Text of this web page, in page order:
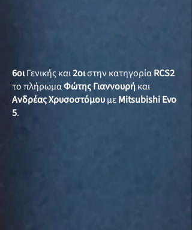
6οιΓενικής και2οιστην κατηγορίαRCS2
το πλήρωμαΦώτης Γιαννουρή και
Ανδρέας ΧρυσοστόμουμεMitsubishi Evo
5.